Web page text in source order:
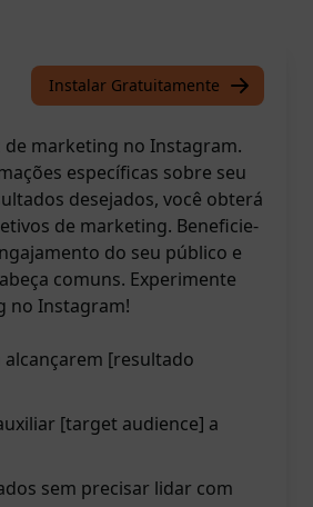
Instalar Gratuitamente
marketing no Instagram.
específicas sobre seu
desejados, você obterá
de marketing. Beneficie-
do seu público e
comuns. Experimente
no Instagram!
[resultado
[target audience] a
sem precisar lidar com